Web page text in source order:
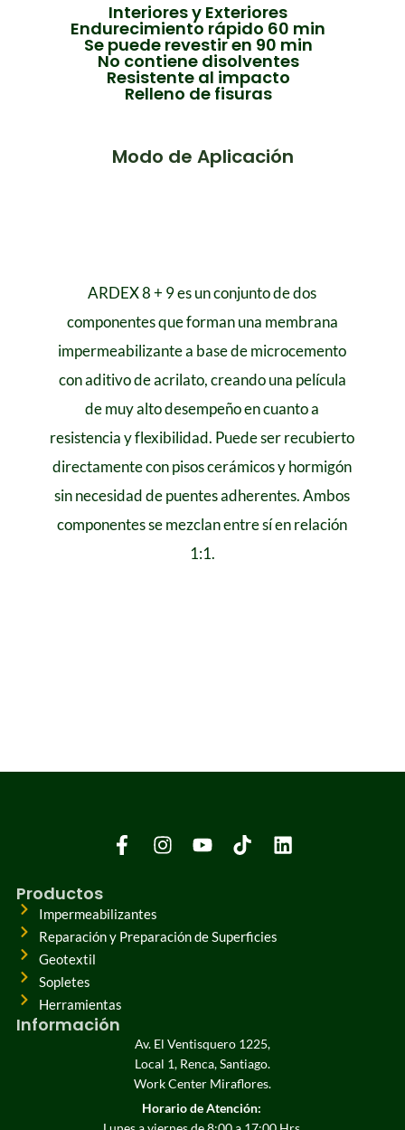
Interiores y Exteriores
Endurecimiento rápido 60 min
Se puede revestir en 90 min
No contiene disolventes
Resistente al impacto
Relleno de fisuras
Modo de Aplicación
ARDEX 8 + 9 es un conjunto de dos
componentes que forman una membrana
impermeabilizante a base de microcemento
con aditivo de acrilato, creando una película
de muy alto desempeño en cuanto a
resistencia y flexibilidad. Puede ser recubierto
directamente con pisos cerámicos y hormigón
sin necesidad de puentes adherentes. Ambos
componentes se mezclan entre sí en relación
1:1.
Información
Av. El Ventisquero 1225,
Local 1, Renca, Santiago.
Work Center Miraflores.
Horario de Atención:
Productos
Impermeabilizantes
Reparación y Preparación de Superficies
Geotextil
Sopletes
Herramientas